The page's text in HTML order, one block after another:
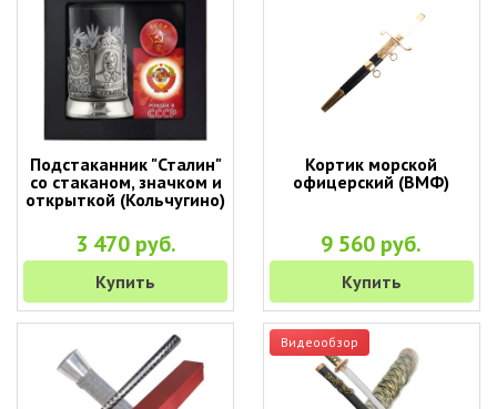
Подстаканник "Сталин"
со стаканом, значком и
открыткой (Кольчугино)
3 470 руб.
Купить
Кортик морской
офицерский (ВМФ)
9 560 руб.
Купить
Видеообзор